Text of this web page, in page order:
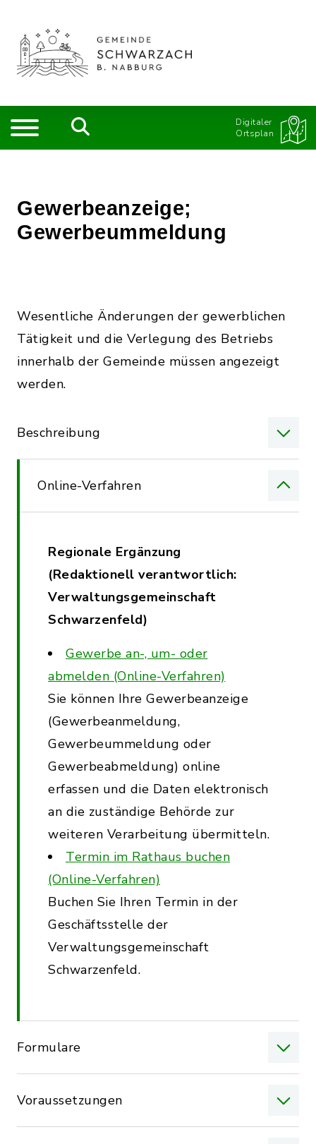
Digitaler
Ortsplan
Gewerbeanzeige;
Gewerbeummeldung
Wesentliche Änderungen der gewerblichen
Tätigkeit und die Verlegung des Betriebs
innerhalb der Gemeinde müssen angezeigt
werden.
Beschreibung
Online-Verfahren
Regionale Ergänzung
(Redaktionell verantwortlich:
Verwaltungsgemeinschaft
Schwarzenfeld)
Gewerbe an-, um- oder
abmelden (Online-Verfahren)
Sie können Ihre Gewerbeanzeige
(Gewerbeanmeldung,
Gewerbeummeldung oder
Gewerbeabmeldung) online
erfassen und die Daten elektronisch
an die zuständige Behörde zur
weiteren Verarbeitung übermitteln.
Termin im Rathaus buchen
(Online-Verfahren)
Buchen Sie Ihren Termin in der
Geschäftsstelle der
Verwaltungsgemeinschaft
Schwarzenfeld.
Formulare
Voraussetzungen